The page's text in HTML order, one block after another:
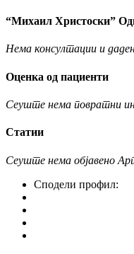
“Михаил Христоски”
Нема консултации и
Оценка од пациенти
Сеуште нема повратни
Статии
Сеуште нема објавено
Сподели профил: